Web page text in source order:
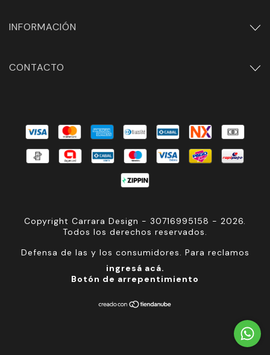
INFORMACIÓN
CONTACTO
Copyright Carrara Design - 30716995158 - 2026.
Todos los derechos reservados.
Defensa de las y los consumidores. Para reclamos
ingresá acá.
Botón de arrepentimiento